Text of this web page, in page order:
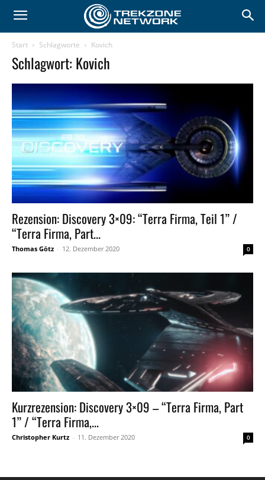
Start Schlagworte Kovich
Schlagwort: Kovich
Rezension: Discovery 3×09: “Terra Firma, Teil 1” /
“Terra Firma, Part...
Thomas Götz - 12. Dezember 2020 0
Kurzrezension: Discovery 3×09 – “Terra Firma, Part
1” / “Terra Firma,...
Christopher Kurtz - 11. Dezember 2020 0